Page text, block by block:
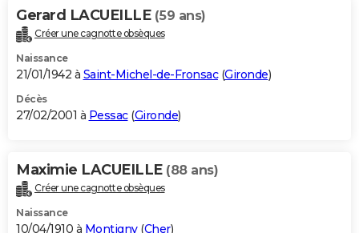
Gerard LACUEILLE (59 ans)
Créer une cagnotte obsèques
Naissance
21/01/1942 à Saint-Michel-de-Fronsac(Gironde)
Décès
27/02/2001 à Pessac(Gironde)
Maximie LACUEILLE (88 ans)
Créer une cagnotte obsèques
Naissance
10/04/1910 à Montigny(Cher)